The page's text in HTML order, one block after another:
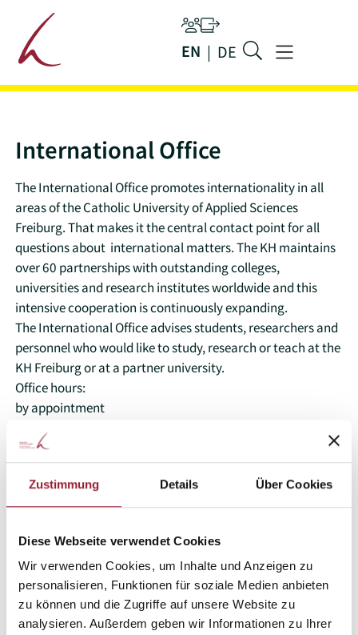
Zustimmung Details Über Cookies
Diese Webseite verwendet Cookies
Wir verwenden Cookies, um Inhalte und Anzeigen zu
personalisieren, Funktionen für soziale Medien anbieten
zu können und die Zugriffe auf unsere Website zu
analysieren. Außerdem geben wir Informationen zu Ihrer
Jump to main content
Main navigation
Persons
Ilias
EN DE Menu
International Office
The International Office promotes internationality in all
areas of the Catholic University of Applied Sciences
Freiburg. That makes it the central contact point for all
questions about international matters. The KH maintains
over 60 partnerships with outstanding colleges,
universities and research institutes worldwide and this
intensive cooperation is continuously expanding.
The International Office advises students, researchers and
personnel who would like to study, research or teach at the
KH Freiburg or at a partner university.
Office hours:
by appointment
Any questions? Don't hesitate to
contact us!